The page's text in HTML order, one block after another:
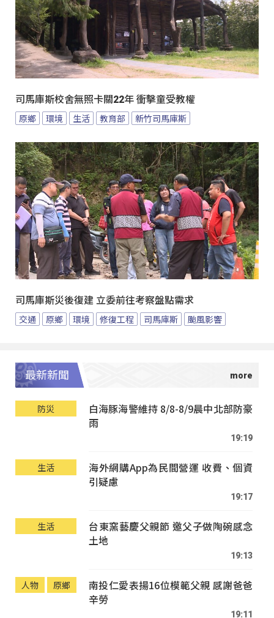
司馬庫斯校舍無照卡關22年 衝擊童受教權
原鄉 環境 生活 教育部 新竹司馬庫斯
司馬庫斯災後復建 立委前往考察盤點需求
交通 原鄉 環境 修復工程 司馬庫斯 颱風影響
最新新聞
防災
白海豚海警維持 8/8-8/9晨中北部防豪
雨
19:19
生活
海外網購App為民間營運 收費、個資
引疑慮
19:17
生活
台東窯藝慶父親節 邀父子做陶碗感念
土地
19:13
人物 原鄉
南投仁愛表揚16位模範父親 感謝爸爸
辛勞
19:11